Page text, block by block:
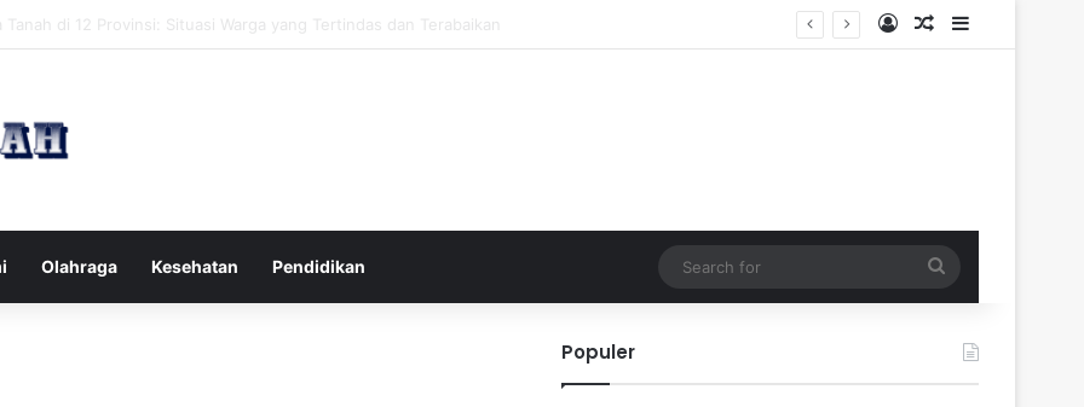
Pikiran Negatif Sehari-hari untuk Kesehatan Mental yang Lebih Baik Log InRandom Article
Sidebar
Olahraga Kesehatan Pendidikan
for
Populer